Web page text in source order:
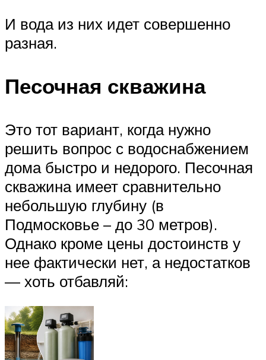
И вода из них идет совершенно
разная.
Песочная скважина
Это тот вариант, когда нужно
решить вопрос с водоснабжением
дома быстро и недорого. Песочная
скважина имеет сравнительно
небольшую глубину (в
Подмосковье – до 30 метров).
Однако кроме цены достоинств у
нее фактически нет, а недостатков
— хоть отбавляй: